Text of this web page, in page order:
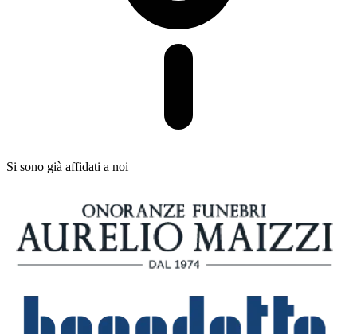
Si sono già affidati a noi